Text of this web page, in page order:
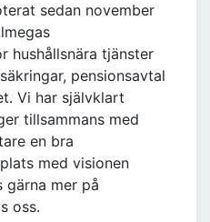
sedan november
hushållsnära tjänster
pensionsavtal
Vi har självklart
tillsammans med
en bra
med visionen
gärna mer på
oss.